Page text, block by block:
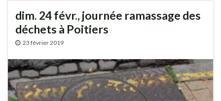
dim. 24 févr., journée ramassage des
déchets à Poitiers
23 février 2019